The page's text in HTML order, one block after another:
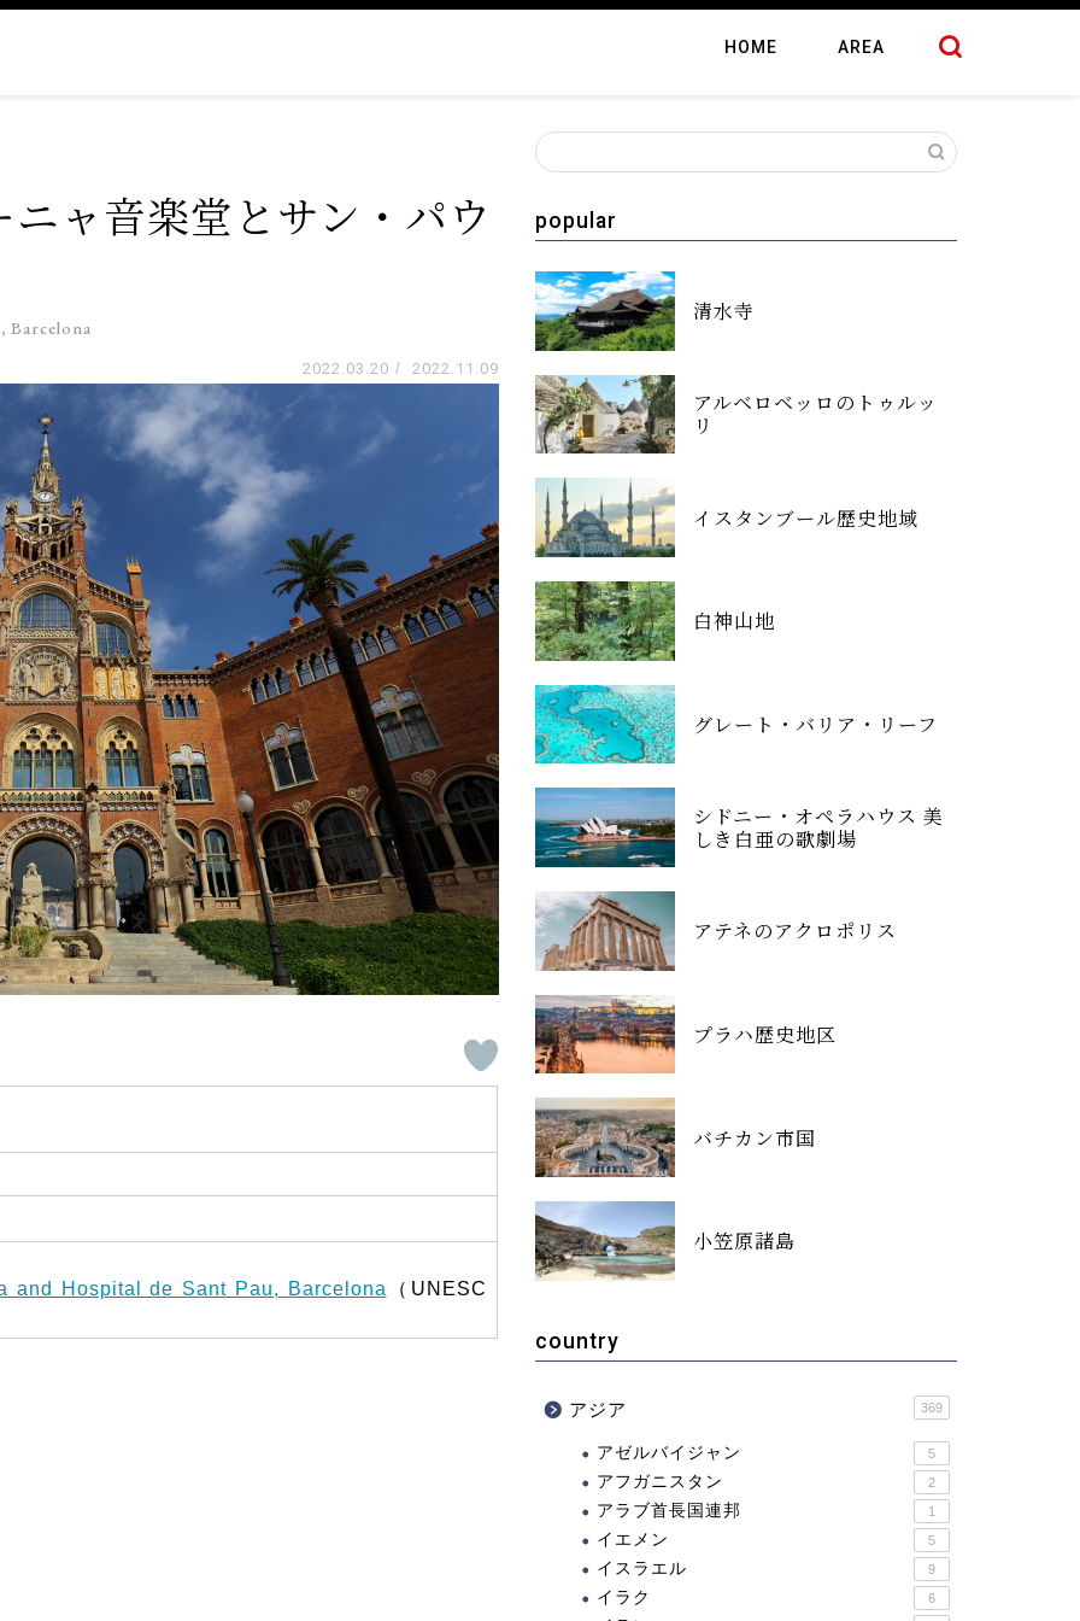
HOME AREA
ャ音楽堂とサン・パウ
Barcelona
2022.03.20 / 2022.11.09
and Hospital de Sant Pau, Barcelona （UNESC
popular
清水寺
アルベロベッロのトゥルッ
リ
イスタンブール歴史地域
白神山地
グレート・バリア・リーフ
シドニー・オペラハウス 美
しき白亜の歌劇場
アテネのアクロポリス
プラハ歴史地区
バチカン市国
小笠原諸島
country
アジア 369
アゼルバイジャン 5
アフガニスタン 2
アラブ首長国連邦 1
イエメン 5
イスラエル 9
イラク 6